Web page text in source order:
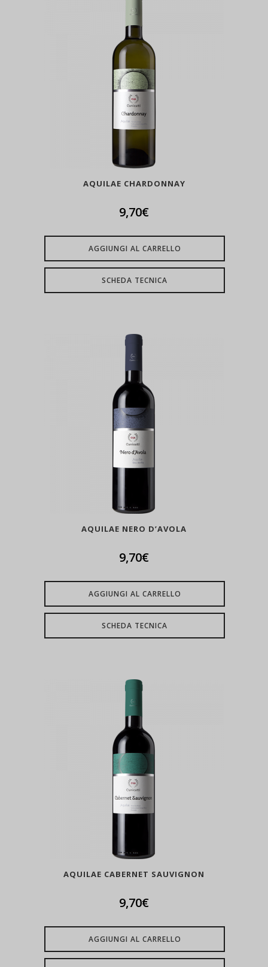
AQUILAE CHARDONNAY
9,70€
AGGIUNGI AL CARRELLO
SCHEDA TECNICA
AQUILAE NERO D’AVOLA
9,70€
AGGIUNGI AL CARRELLO
SCHEDA TECNICA
AQUILAE CABERNET SAUVIGNON
9,70€
AGGIUNGI AL CARRELLO